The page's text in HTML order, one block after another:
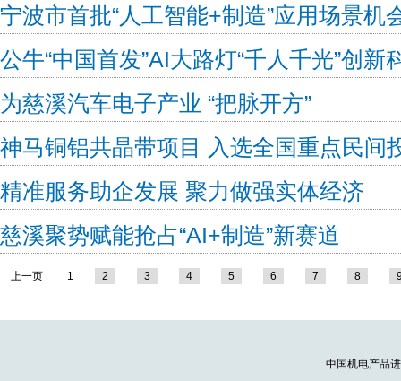
宁波市首批“人工智能+制造”应用场景机
公牛“中国首发”AI大路灯“千人千光”创新
为慈溪汽车电子产业 “把脉开方”
神马铜铝共晶带项目 入选全国重点民间
精准服务助企发展 聚力做强实体经济
慈溪聚势赋能抢占“AI+制造”新赛道
上一页 1 2 3 4 5 6 7 8
中国机电产品